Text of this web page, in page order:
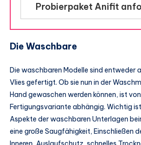
Probierpaket Anifit
Die Waschbare
Die waschbaren Modelle sind entweder
Vlies gefertigt. Ob sie nun in der
Hand gewaschen werden können, ist
Fertigungsvariante abhängig. Wichtig
Aspekte der waschbaren Unterlagen
eine große Saugfähigkeit, Einschließen